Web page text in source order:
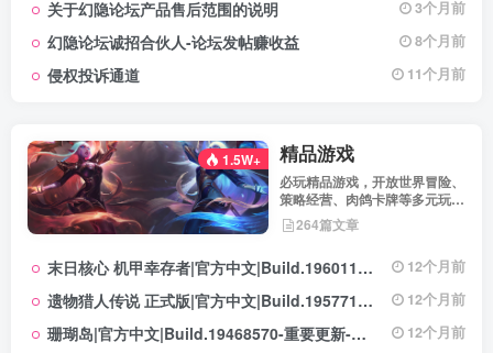
坛获得更优质、安全的使用体
验！立即查看，不错过关键信
息！
关于幻隐论坛产品售后范围的说明 3个月前
幻隐论坛诚招合伙人-论坛发帖赚收益 8个月前
侵权投诉通道 11个月前
1.5W+ 精品游戏
必玩精品游戏，开放世界冒险、
策略经营、肉鸽卡牌等多元玩
法，满足不同玩家的喜好 。
264篇文章
末日核心 机甲幸存者|官方中文|Build.19601158|解压即撸| 12个月前
遗物猎人传说 正式版|官方中文|Build.19577129+全DLC|解压即撸| 12个月前
珊瑚岛|官方中文|Build.19468570-重要更新-沙盒|解压即撸| 12个月前